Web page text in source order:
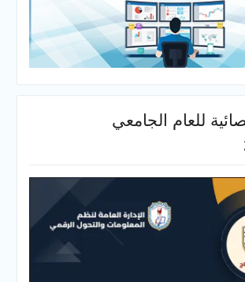
للعام الجامعي